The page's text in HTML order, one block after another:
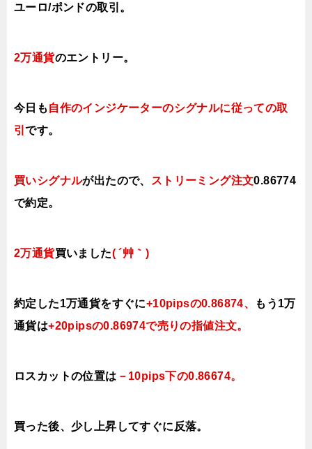
ユーロ/ポンドの取引。
2万通貨のエントリー。
今日も 自作のインジケーターのシグナルに従っての取
引です。
買いシグナルが出たので、 ストリーミング注文0.86774
で約定。
2万通貨買いました( ´艸｀)
約定した1万通貨をすぐに+10pipsの0.86874、
もう1万
通貨は+20pipsの0.86974で売りの指値注文。
ロスカットの位置は －10pips下の0.86674。
買った後、少し 上昇してすぐに反落。